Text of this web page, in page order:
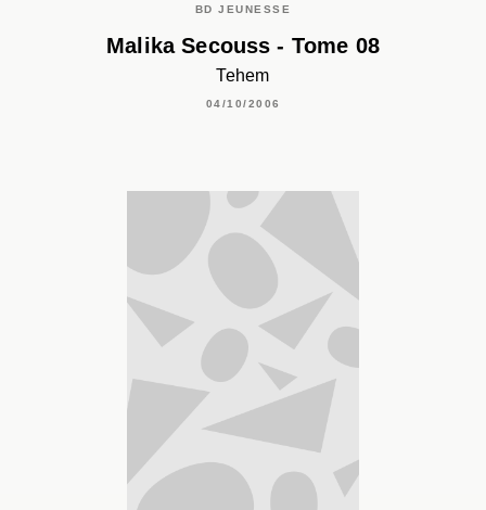
BD JEUNESSE
Malika Secouss - Tome 08
Tehem
04/10/2006